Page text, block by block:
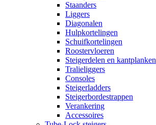
Staanders
Liggers
Diagonalen
Hulpkortelingen
Schuifkortelingen
Roostervloeren
Steigerdelen en kantplanken
Tralieliggers
Consoles
Steigerladders
Steigerbordestrappen
Verankering
Accessoires